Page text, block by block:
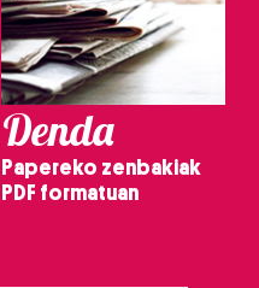
Denda
Papereko zenbakiak
PDF formatuan